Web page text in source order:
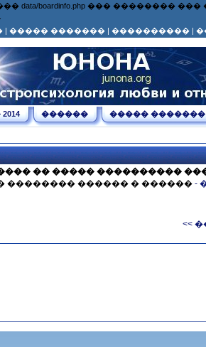
data/boardinfo.php ���
| ����� ������� | ���������� |
������ ����� �������
�� ����� ����������
�������� ������ � ������ -
<<